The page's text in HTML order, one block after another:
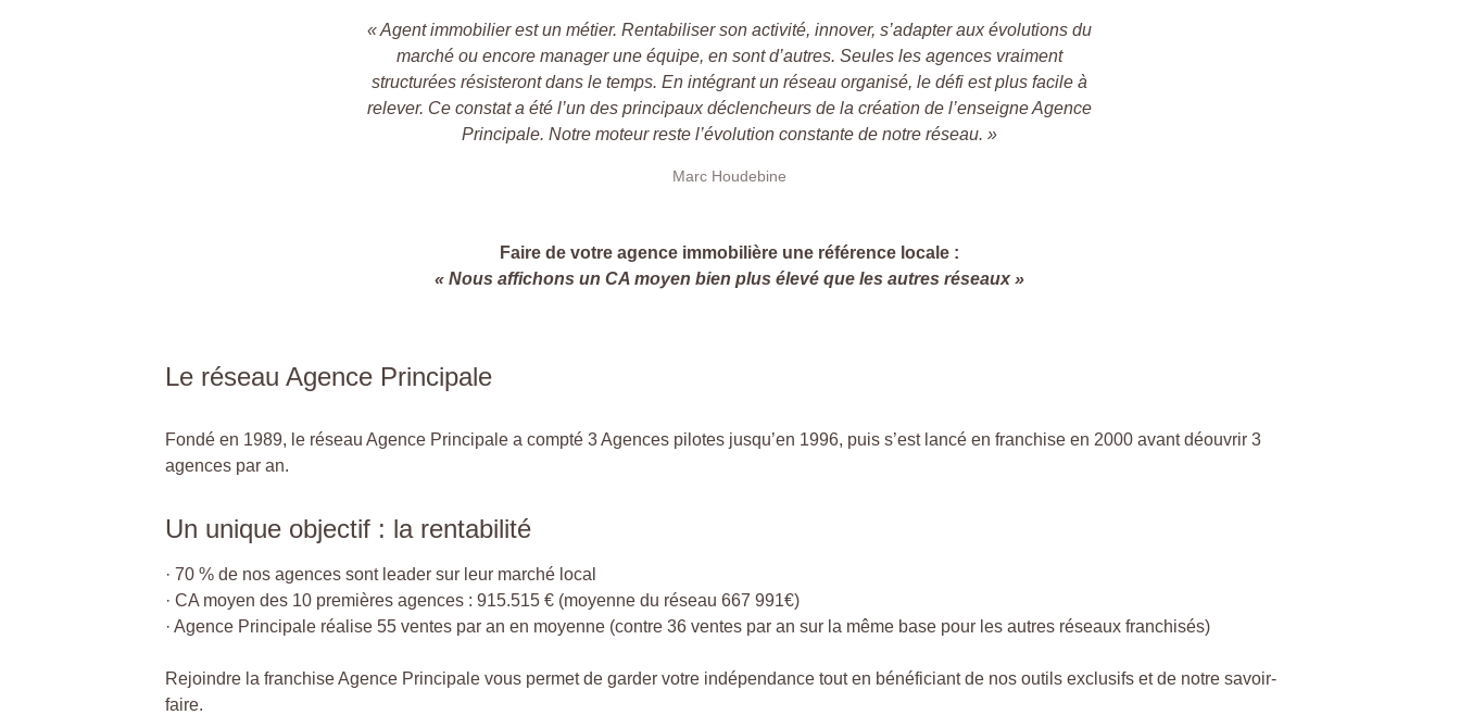
« Agent immobilier est un métier. Rentabiliser son activité, innover, s’adapter aux évolutions du
marché ou encore manager une équipe, en sont d’autres. Seules les agences vraiment
structurées résisteront dans le temps. En intégrant un réseau organisé, le défi est plus facile à
relever. Ce constat a été l’un des principaux déclencheurs de la création de l’enseigne Agence
Principale. Notre moteur reste l’évolution constante de notre réseau. »
Marc Houdebine
Faire de votre agence immobilière une référence locale :
« Nous affichons un CA moyen bien plus élevé que les autres réseaux »
Le réseau Agence Principale
Fondé en 1989, le réseau Agence Principale a compté 3 Agences pilotes jusqu’en 1996, puis s’est lancé en franchise en 2000 avant déouvrir 3
agences par an.
Un unique objectif : la rentabilité
· 70 % de nos agences sont leader sur leur marché local
· CA moyen des 10 premières agences : 915.515 € (moyenne du réseau 667 991€)
· Agence Principale réalise 55 ventes par an en moyenne (contre 36 ventes par an sur la même base pour les autres réseaux franchisés)
Rejoindre la franchise Agence Principale vous permet de garder votre indépendance tout en bénéficiant de nos outils exclusifs et de notre savoir-
faire.